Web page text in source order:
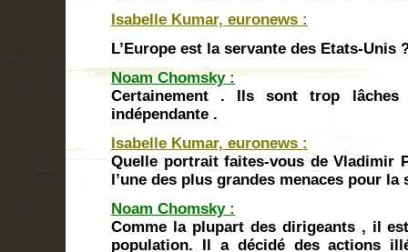
Isabelle Kumar, euronews :
L’Europe est la servante des Etats-Unis
Noam Chomsky :
Certainement . Ils sont trop
indépendante .
Isabelle Kumar, euronews :
Quelle portrait faites-vous de Vladimir
l’une des plus grandes menaces pour la
Noam Chomsky :
Comme la plupart des dirigeants , il
population. Il a décidé des actions